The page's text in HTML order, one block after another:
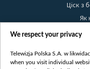
Ціск з
Як
Правілы
We respect your privacy
Telewizja Polska S.A. w
when you visit individual